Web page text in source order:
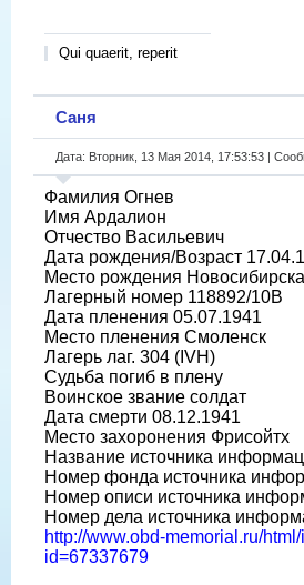
Qui quaerit, reperit
Саня
Дата: Вторник, 13 Мая 2014, 17:53:53 |
Фамилия Огнев
Имя Ардалион
Отчество Васильевич
Дата рождения/Возраст
Место рождения
Лагерный номер 118892/10В
Дата пленения 05.07.1941
Место пленения Смоленск
Лагерь лаг. 304 (IVH)
Судьба погиб в плену
Воинское звание солдат
Дата смерти 08.12.1941
Место захоронения Фрисойтх
Название источника
Номер фонда источника
Номер описи источника
Номер дела источника
http://www.obd-memorial.ru/
id=67337679